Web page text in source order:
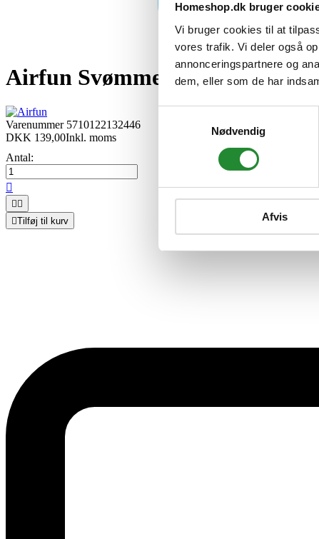
Homeshop.dk bruger
Vi bruger cookies til at
vores trafik. Vi deler også
annonceringspartnere og
dem, eller som de har
Nødvendig
Afvis
Airfun Svømmesko, str. 44-45 -
Varenummer 5710122132446
DKK 139,00Inkl. moms
Antal:

 
Tilføj til kurv